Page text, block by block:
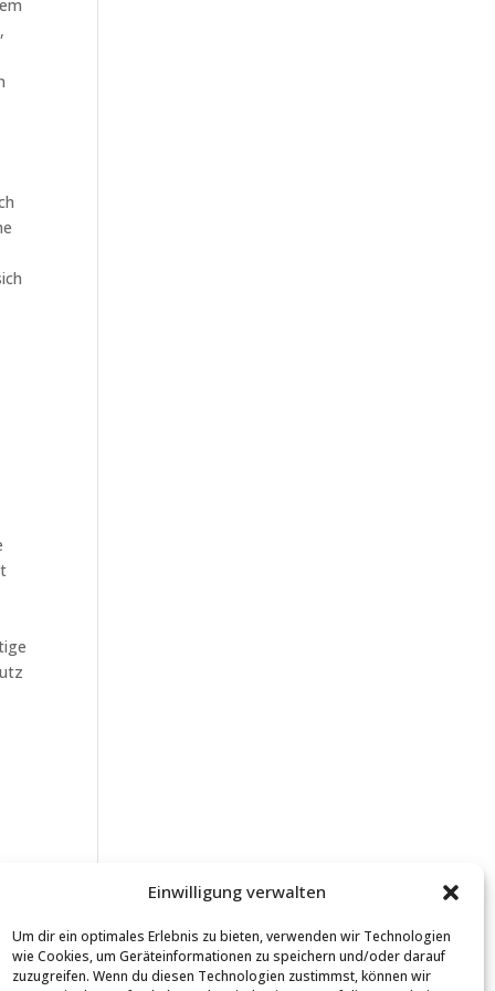
Einwilligung verwalten
Um dir ein optimales Erlebnis zu bieten, verwenden wir Technologien
wie Cookies, um Geräteinformationen zu speichern und/oder darauf
zuzugreifen. Wenn du diesen Technologien zustimmst, können wir